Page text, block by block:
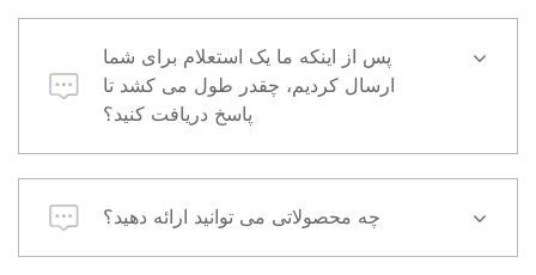
پس از اینکه ما یک استعلام برای شما
ارسال کردیم، چقدر طول می کشد تا
پاسخ دریافت کنید؟
چه محصولاتی می توانید ارائه دهید؟